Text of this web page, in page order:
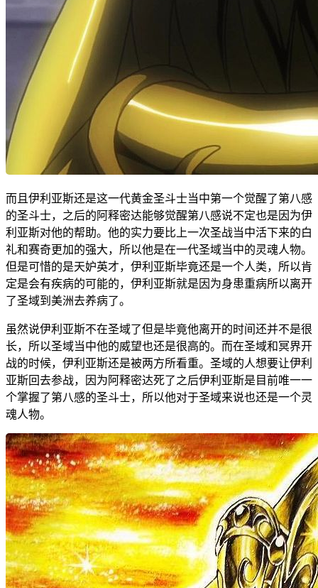
而且伊利亚斯还是这一代黄金圣斗士当中第一个觉醒了第八感
的圣斗士，之后的阿释密达能够觉醒第八感说不定也是因为伊
利亚斯对他的帮助。他的实力要比上一次圣战当中活下来的白
礼和赛奇更加的强大，所以他是在一代圣域当中的灵魂人物。
但是可惜的是天妒英才，伊利亚斯毕竟还是一个人类，所以肯
定是会有疾病的可能的，伊利亚斯就是因为身患重病所以离开
了圣域到美洲去养病了。
虽然说伊利亚斯不在圣域了但是毕竟他离开的时间还并不是很
长，所以圣域当中他的威望也还是很高的。而在圣域和冥界开
战的时候，伊利亚斯还是被两方所看重。圣域的人想要让伊利
亚斯回去参战，因为阿释密达死了之后伊利亚斯是目前唯一一
个掌握了第八感的圣斗士，所以他对于圣域来说也还是一个灵
魂人物。